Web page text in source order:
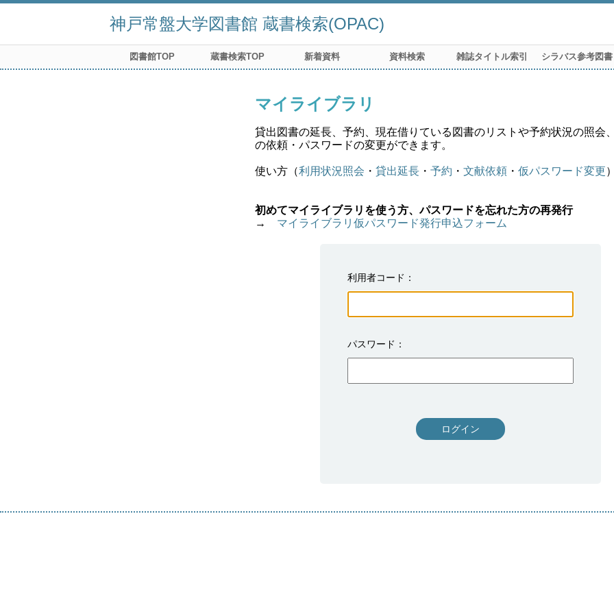
神戸常盤大学図書館 蔵書検索(OPAC)
図書館TOP 蔵書検索TOP 新着資料 資料検索 雑誌タイトル索引 シラバス参考図書
マイライブラリ
貸出図書の延長、予約、現在借りている図書のリストや予約状況の照会
の依頼・パスワードの変更ができます。
使い方（利用状況照会 ・ 貸出延長 ・ 予約 ・ 文献依頼 ・ 仮パスワード変更）
初めてマイライブラリを使う方、パスワードを忘れた方の再発行
→ マイライブラリ仮パスワード発行申込フォーム
利用者コード
パスワード
ログイン